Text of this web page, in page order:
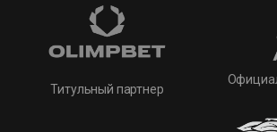
Титульный партнер